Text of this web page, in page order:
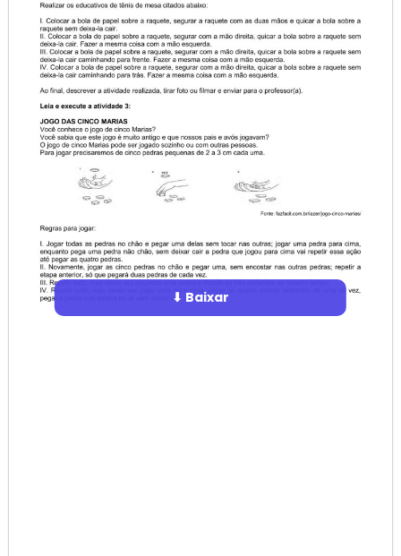
⬇ Baixar